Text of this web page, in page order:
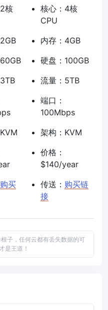
核
购买
核心：4核
CPU
内存：4GB
硬盘：100GB
流量：5TB
端口：
100Mbps
架构：KVM
价格：
$140/year
传送： 购买链
接
子，任何云都有丢失数据的可
是王道！